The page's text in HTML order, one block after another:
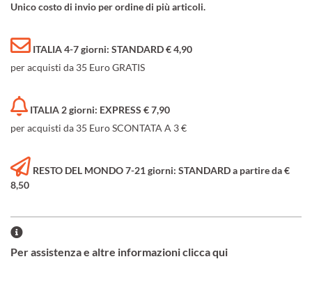
Unico costo di invio per ordine di più articoli.
ITALIA 4-7 giorni: STANDARD € 4,90
per acquisti da 35 Euro GRATIS
ITALIA 2 giorni: EXPRESS € 7,90
per acquisti da 35 Euro SCONTATA A 3 €
RESTO DEL MONDO 7-21 giorni: STANDARD a partire da €
8,50
Per assistenza e altre informazioni clicca qui